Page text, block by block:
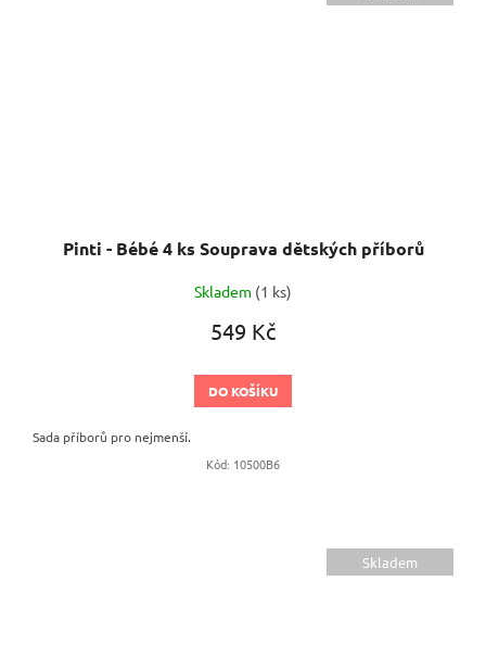
Pinti - Bébé 4 ks Souprava dětských příborů
Skladem (1 ks)
549 Kč
DO KOŠÍKU
Sada příborů pro nejmenší.
Kód: 10500B6
Skladem